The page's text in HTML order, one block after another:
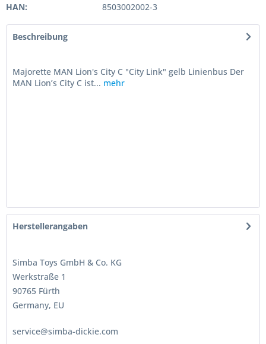
HAN:
8503002002-3
Beschreibung
Majorette MAN Lion's City C "City Link" gelb Linienbus Der
MAN Lion’s City C ist... mehr
Herstellerangaben
Simba Toys GmbH & Co. KG
Werkstraße 1
90765 Fürth
Germany, EU
service@simba-dickie.com